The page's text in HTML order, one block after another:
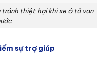
tránh thiệt hại khi xe ô tô van
sự trợ giúp